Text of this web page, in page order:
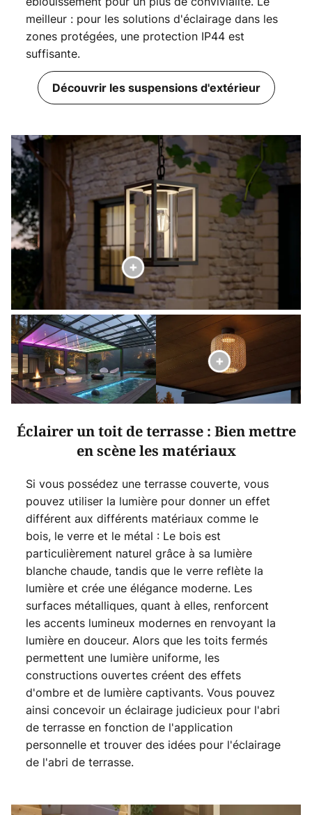
meilleur : pour les solutions d'éclairage dans les
zones protégées, une protection IP44 est
suffisante.
Découvrir les suspensions d'extérieur
Éclairer un toit de terrasse : Bien mettre
en scène les matériaux
Si vous possédez une terrasse couverte, vous
pouvez utiliser la lumière pour donner un effet
différent aux différents matériaux comme le
bois, le verre et le métal : Le bois est
particulièrement naturel grâce à sa lumière
blanche chaude, tandis que le verre reflète la
lumière et crée une élégance moderne. Les
surfaces métalliques, quant à elles, renforcent
les accents lumineux modernes en renvoyant la
lumière en douceur. Alors que les toits fermés
permettent une lumière uniforme, les
constructions ouvertes créent des effets
d'ombre et de lumière captivants. Vous pouvez
ainsi concevoir un éclairage judicieux pour l'abri
de terrasse en fonction de l'application
personnelle et trouver des idées pour l'éclairage
de l'abri de terrasse.